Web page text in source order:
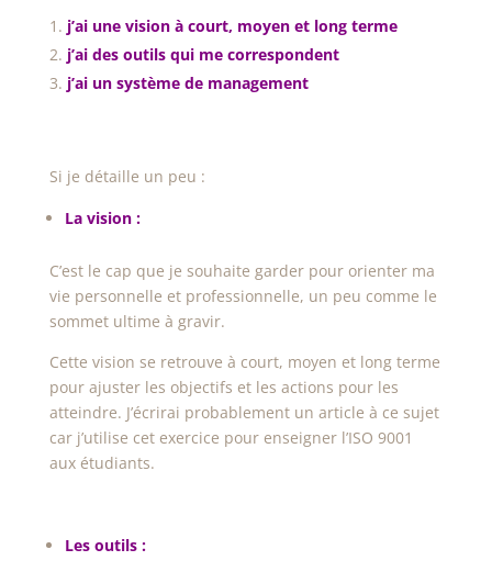
j’ai une vision à court, moyen et long terme
j’ai des outils qui me correspondent
j’ai un système de management
Si je détaille un peu :
La vision :
C’est le cap que je souhaite garder pour orienter ma
vie personnelle et professionnelle, un peu comme le
sommet ultime à gravir.
Cette vision se retrouve à court, moyen et long terme
pour ajuster les objectifs et les actions pour les
atteindre. J’écrirai probablement un article à ce sujet
car j’utilise cet exercice pour enseigner l’ISO 9001
aux étudiants.
Les outils :